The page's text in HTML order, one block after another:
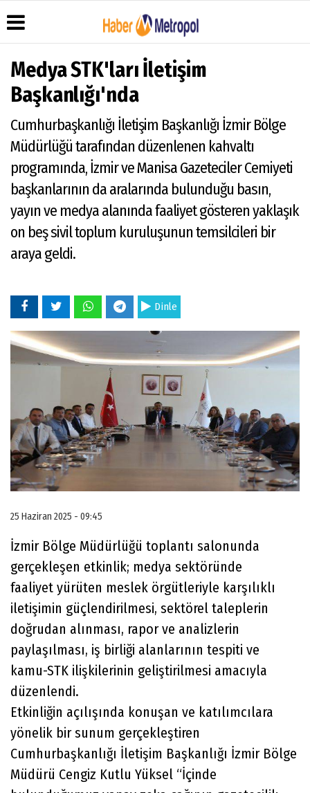
Haber
Arşivi
Gazete
Arşivi
Durumu
Anketler
Yazarları
Video
Foto
Galeri
İletişim
Çerez
Politikası
İlkeleri
Medya STK'ları İletişim
Başkanlığı'nda
Cumhurbaşkanlığı İletişim Başkanlığı İzmir Bölge
Müdürlüğü tarafından düzenlenen kahvaltı
programında, İzmir ve Manisa Gazeteciler Cemiyeti
başkanlarının da aralarında bulunduğu basın,
yayın ve medya alanında faaliyet gösteren yaklaşık
on beş sivil toplum kuruluşunun temsilcileri bir
araya geldi.
Dinle
25 Haziran 2025 - 09:45
İzmir Bölge Müdürlüğü toplantı salonunda
gerçekleşen etkinlik; medya sektöründe
faaliyet yürüten meslek örgütleriyle karşılıklı
iletişimin güçlendirilmesi, sektörel taleplerin
doğrudan alınması, rapor ve analizlerin
paylaşılması, iş birliği alanlarının tespiti ve
kamu-STK ilişkilerinin geliştirilmesi amacıyla
düzenlendi.
Etkinliğin açılışında konuşan ve katılımcılara
yönelik bir sunum gerçekleştiren
Cumhurbaşkanlığı İletişim Başkanlığı İzmir Bölge
Müdürü Cengiz Kutlu Yüksel “İçinde